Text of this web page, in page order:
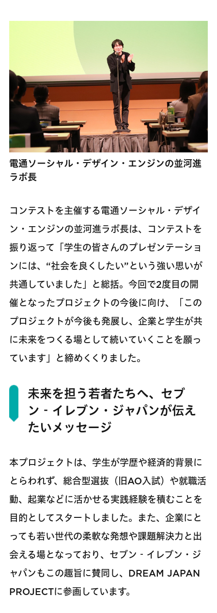
電通ソーシャル・デザイン・エンジンの並河進
ラボ長
コンテストを主催する電通ソーシャル・デザイ
ン・エンジンの並河進ラボ長は、コンテストを
振り返って「学生の皆さんのプレゼンテーショ
ンには、“社会を良くしたい”という強い思いが
共通していました」と総括。今回で2度目の開
催となったプロジェクトの今後に向け、「この
プロジェクトが今後も発展し、企業と学生が共
に未来をつくる場として続いていくことを願っ
ています」と締めくくりました。
未来を担う若者たちへ、セブ
ン‐イレブン・ジャパンが伝え
たいメッセージ
本プロジェクトは、学生が学歴や経済的背景に
とらわれず、総合型選抜（旧AO入試）や就職活
動、起業などに活かせる実践経験を積むことを
目的としてスタートしました。また、企業にと
っても若い世代の柔軟な発想や課題解決力と出
会える場となっており、セブン‐イレブン・ジ
ャパンもこの趣旨に賛同し、DREAM JAPAN
PROJECTに参画しています。